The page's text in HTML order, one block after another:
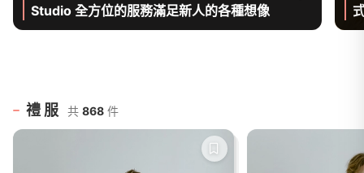
Studio 全方位的服務滿足新人的各種想像
禮服 共 868 件